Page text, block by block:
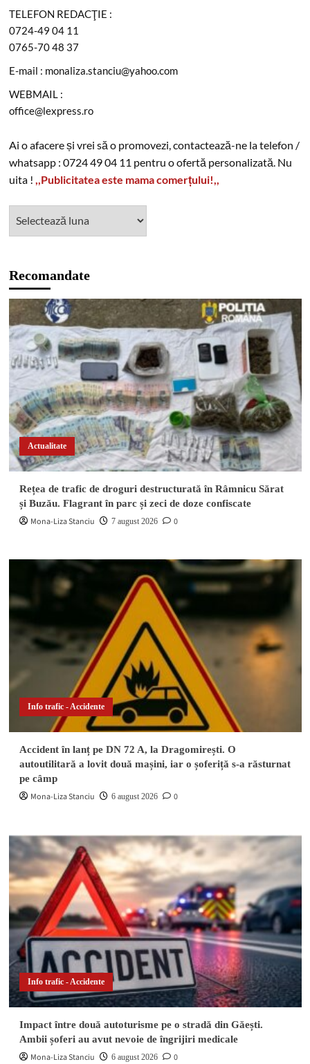
TELEFON REDACŢIE :
0724-49 04 11
0765-70 48 37
E-mail : monaliza.stanciu@yahoo.com
WEBMAIL :
office@lexpress.ro
Ai o afacere și vrei să o promovezi, contactează-ne la telefon /
whatsapp : 0724 49 04 11 pentru o ofertă personalizată. Nu
uita ! ,,Publicitatea este mama comerțului!,,
Recomandate
Actualitate
Rețea de trafic de droguri destructurată în Râmnicu Sărat
și Buzău. Flagrant în parc și zeci de doze confiscate
Mona-Liza Stanciu 7 august 2026 0
Info trafic - Accidente
Accident în lanț pe DN 72 A, la Dragomirești. O
autoutilitară a lovit două mașini, iar o șoferiță s-a răsturnat
pe câmp
Mona-Liza Stanciu 6 august 2026 0
Info trafic - Accidente
Impact între două autoturisme pe o stradă din Găești.
Ambii șoferi au avut nevoie de îngrijiri medicale
Mona-Liza Stanciu 6 august 2026 0